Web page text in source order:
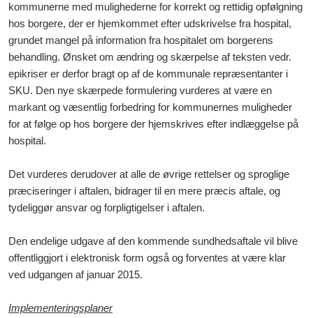
kommunerne med mulighederne for korrekt og rettidig opfølgning
hos borgere, der er hjemkommet efter udskrivelse fra hospital,
grundet mangel på information fra hospitalet om borgerens
behandling. Ønsket om ændring og skærpelse af teksten vedr.
epikriser er derfor bragt op af de kommunale repræsentanter i
SKU. Den nye skærpede formulering vurderes at være en
markant og væsentlig forbedring for kommunernes muligheder
for at følge op hos borgere der hjemskrives efter indlæggelse på
hospital.
Det vurderes derudover at alle de øvrige rettelser og sproglige
præciseringer i aftalen, bidrager til en mere præcis aftale, og
tydeliggør ansvar og forpligtigelser i aftalen.
Den endelige udgave af den kommende sundhedsaftale vil blive
offentliggjort i elektronisk form også og forventes at være klar
ved udgangen af januar 2015.
Implementeringsplaner